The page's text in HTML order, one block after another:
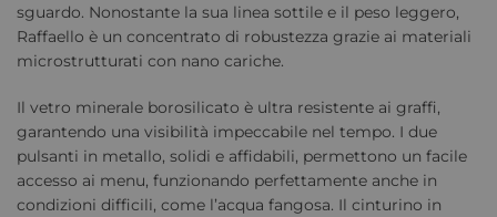
sguardo. Nonostante la sua linea sottile e il peso leggero,
Raffaello è un concentrato di robustezza grazie ai materiali
microstrutturati con nano cariche.
Il vetro minerale borosilicato è ultra resistente ai graffi,
garantendo una visibilità impeccabile nel tempo. I due
pulsanti in metallo, solidi e affidabili, permettono un facile
accesso ai menu, funzionando perfettamente anche in
condizioni difficili, come l’acqua fangosa. Il cinturino in